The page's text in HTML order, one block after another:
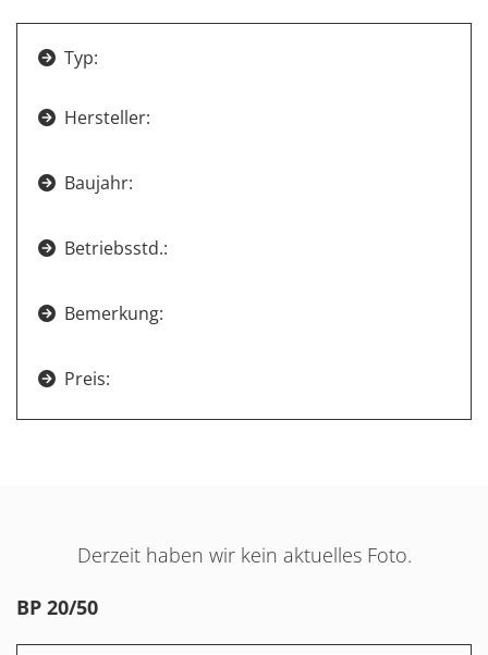
 Typ:
 Hersteller:
 Baujahr:
 Betriebsstd.:
 Bemerkung:
 Preis:
Derzeit haben wir kein aktuelles Foto.
BP 20/50